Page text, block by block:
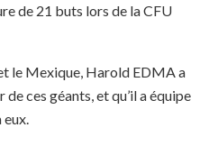
de 21 buts lors de la CFU
le Mexique, Harold EDMA a
de ces géants, et qu’il a équipe